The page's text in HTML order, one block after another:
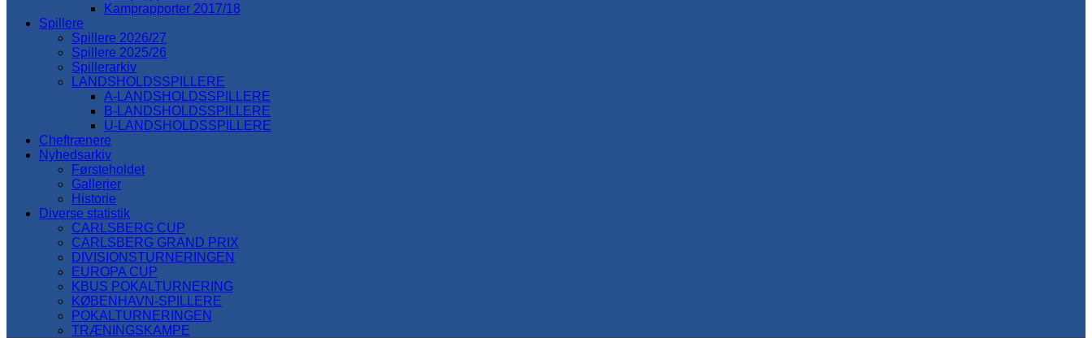
Kamprapporter 2017/18
Spillere
Spillere 2026/27
Spillere 2025/26
Spillerarkiv
LANDSHOLDSSPILLERE
A-LANDSHOLDSSPILLERE
B-LANDSHOLDSSPILLERE
U-LANDSHOLDSSPILLERE
Cheftrænere
Nyhedsarkiv
Førsteholdet
Gallerier
Historie
Diverse statistik
CARLSBERG CUP
CARLSBERG GRAND PRIX
DIVISIONSTURNERINGEN
EUROPA CUP
KBUS POKALTURNERING
KØBENHAVN-SPILLERE
POKALTURNERINGEN
TRÆNINGSKAMPE